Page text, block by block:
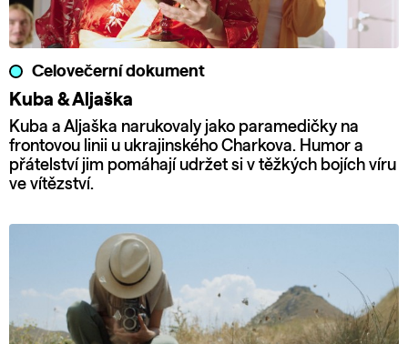
Celovečerní dokument
Kuba & Aljaška
Kuba a Aljaška narukovaly jako paramedičky na
frontovou linii u ukrajinského Charkova. Humor a
přátelství jim pomáhají udržet si v těžkých bojích víru
ve vítězství.